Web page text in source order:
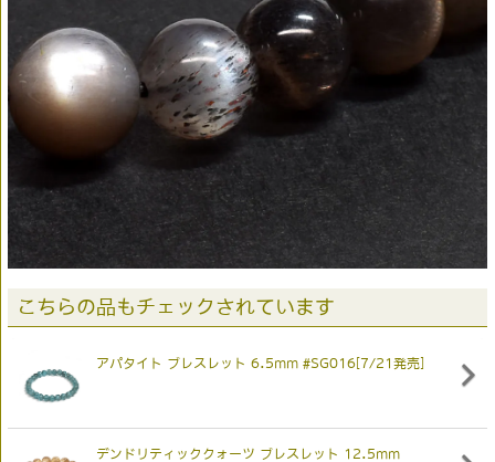
こちらの品もチェックされています
アパタイト ブレスレット 6.5mm #SG016[7/21発売]
デンドリティッククォーツ ブレスレット 12.5mm